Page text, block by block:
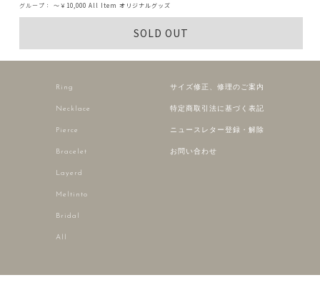
グループ： ～￥10,000 All Item オリジナルグッズ
SOLD OUT
Ring
Necklace
Pierce
Bracelet
Layerd
Meltinto
Bridal
All
サイズ修正、修理のご案内
特定商取引法に基づく表記
ニュースレター登録・解除
お問い合わせ